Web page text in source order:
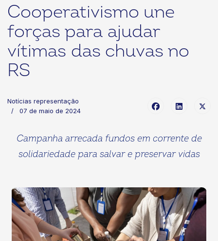
Cooperativismo une
forças para ajudar
vítimas das chuvas no
RS
Notícias representação
07 de maio de 2024
Campanha arrecada fundos em corrente de
solidariedade para salvar e preservar vidas